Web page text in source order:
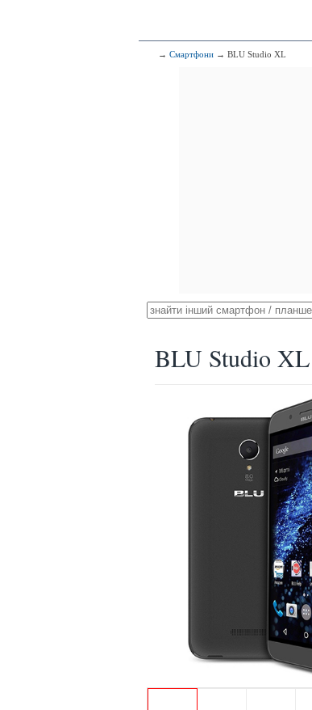
→ Смартфони → BLU Studio XL
BLU Studio XL